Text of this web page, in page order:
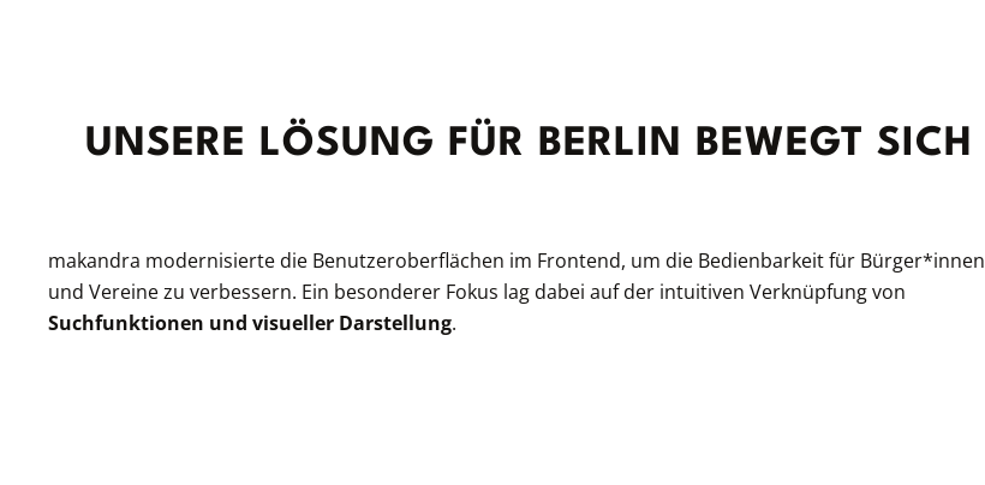
UNSERE LÖSUNG FÜR BERLIN BEWEGT SICH
makandra modernisierte die Benutzeroberflächen im Frontend, um die Bedienbarkeit für Bürger*innen
und Vereine zu verbessern. Ein besonderer Fokus lag dabei auf der intuitiven Verknüpfung von
Suchfunktionen und visueller Darstellung.